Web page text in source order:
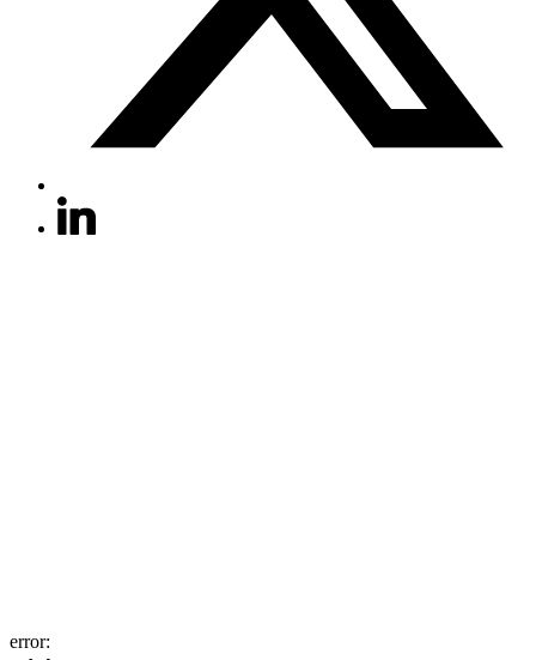
error: